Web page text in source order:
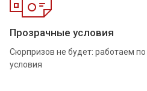
Прозрачные условия
Сюрпризов не будет: работаем
условия